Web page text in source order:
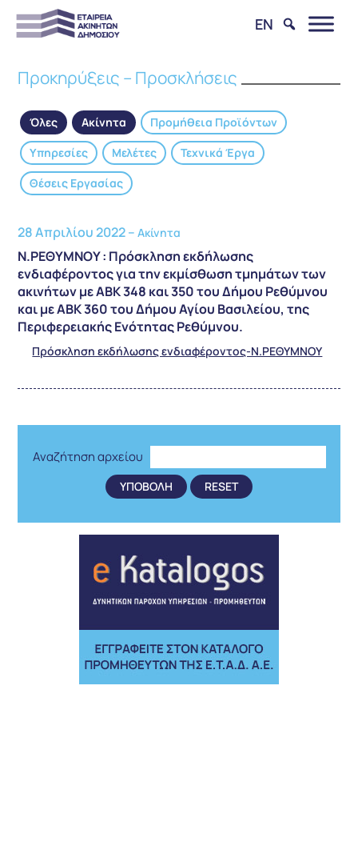
EN
Προκηρύξεις – Προσκλήσεις
Όλες Ακίνητα
Προμήθεια Προϊόντων
Υπηρεσίες
Μελέτες
Τεχνικά Έργα
Θέσεις Εργασίας
28 Απριλίου 2022 –Ακίνητα
Ν.ΡΕΘΥΜΝΟΥ : Πρόσκληση εκδήλωσης
ενδιαφέροντος για την εκμίσθωση τμημάτων των
ακινήτων με ΑΒΚ 348 και 350 του Δήμου Ρεθύμνου
και με ΑΒΚ 360 του Δήμου Αγίου Βασιλείου, της
Περιφερειακής Ενότητας Ρεθύμνου.
Πρόσκληση εκδήλωσης ενδιαφέροντος-Ν.ΡΕΘΥΜΝΟΥ
Αναζήτηση αρχείου